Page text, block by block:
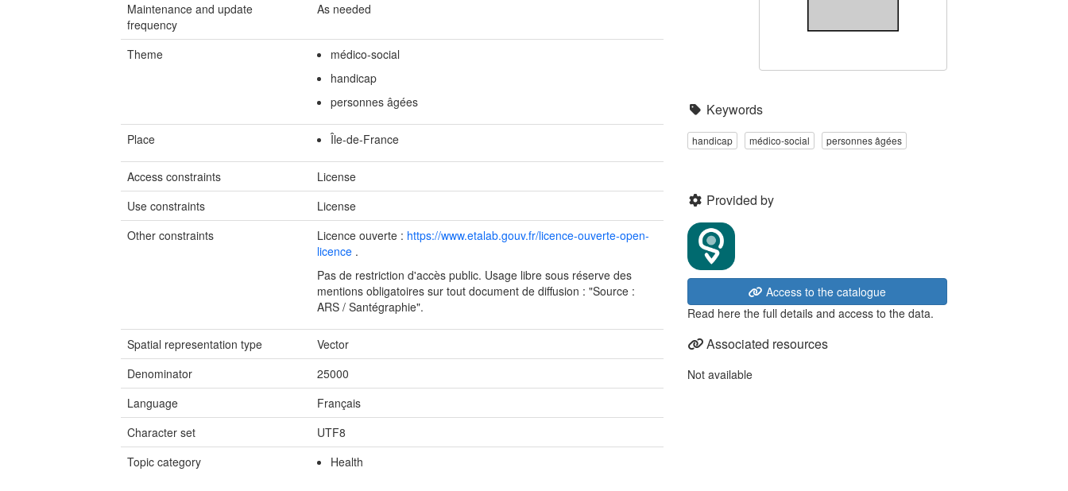
Maintenance and update
frequency
As needed
Theme
médico-social
handicap
personnes âgées
Place Île-de-France
Access constraints
License
Use constraints
License
Other constraints
Licence ouverte : https://www.etalab.gouv.fr/licence-ouverte-open-
licence .
Pas de restriction d'accès public. Usage libre sous réserve des
mentions obligatoires sur tout document de diffusion : "Source :
ARS / Santégraphie".
Spatial representation type
Vector
Denominator
25000
Language
Français
Character set
UTF8
Topic category
Health
Keywords
handicap médico-social personnes âgées
Provided by
Access to the catalogue
Read here the full details and access to the data.
Associated resources
Not available